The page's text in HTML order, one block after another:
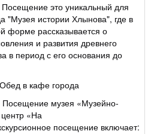
Посещение это уникальный для
"Музея истории Хлынова", где в
форме рассказывается о
и развития древнего
в период с его основания до
Обед в кафе города
Посещение музея «Музейно-
«На
посещение включает: